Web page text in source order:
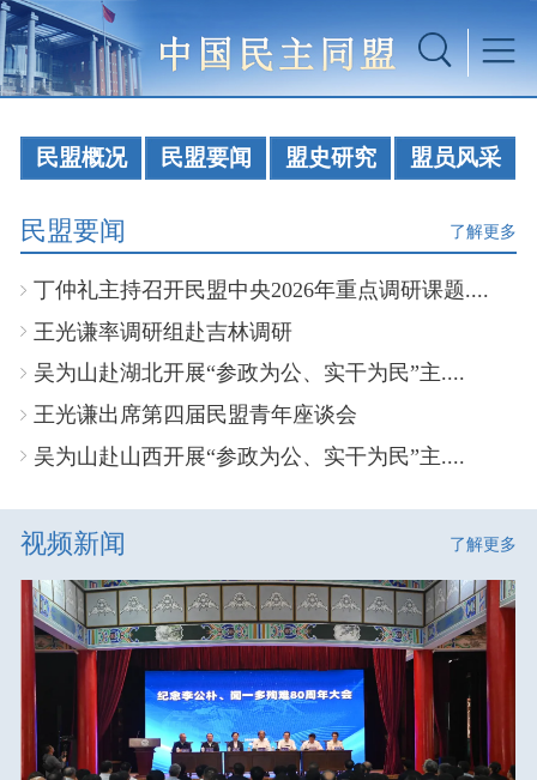
民盟概况 民盟要闻 盟史研究 盟员风采
民盟要闻 了解更多
丁仲礼主持召开民盟中央2026年重点调研课题....
王光谦率调研组赴吉林调研
吴为山赴湖北开展“参政为公、实干为民”主....
王光谦出席第四届民盟青年座谈会
吴为山赴山西开展“参政为公、实干为民”主....
视频新闻 了解更多